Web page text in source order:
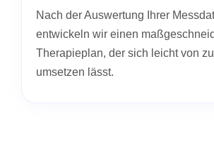
Nach der Auswertung Ihrer
entwickeln wir einen
Therapieplan, der sich leicht von
umsetzen lässt.